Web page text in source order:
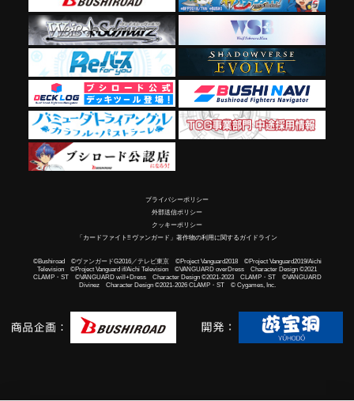
プライバシーポリシー
外部送信ポリシー
クッキーポリシー
「カードファイト!! ヴァンガード」著作物の利用に関するガイドライン
©Bushiroad ©ヴァンガードG2016／テレビ東京 ©Project Vanguard2018 ©Project Vanguard2019/Aichi
Television ©Project Vanguard if/Aichi Television ©VANGUARD overDress Character Design ©2021
CLAMP・ST ©VANGUARD will+Dress Character Design ©2021-2023 CLAMP・ST ©VANGUARD
Divinez Character Design ©2021-2026 CLAMP・ST © Cygames, Inc.